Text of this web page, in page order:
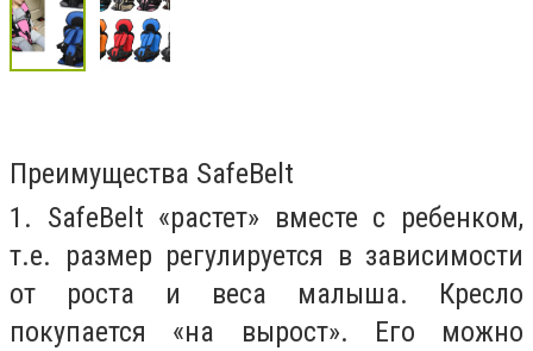
Преимущества SafeBelt
1. SafeBelt «растет» вместе с ребенком,
т.е. размер регулируется в зависимости
от роста и веса малыша. Кресло
покупается «на вырост». Его можно